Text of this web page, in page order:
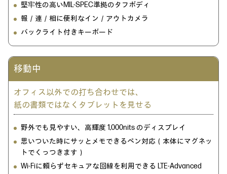
堅牢性の高いMIL-SPEC準拠のタフボディ
報／連／相に便利なイン／アウトカメラ
バックライト付きキーボード
移動中
オフィス以外での打ち合わせでは、
紙の書類ではなくタブレットを見せる
野外でも見やすい、高輝度 1,000nits のディスプレイ
思いついた時にサッとメモできるペン対応（本体にマグネッ
トでくっつきます）
Wi-Fiに頼らずセキュアな回線を利用できる LTE-Advanced